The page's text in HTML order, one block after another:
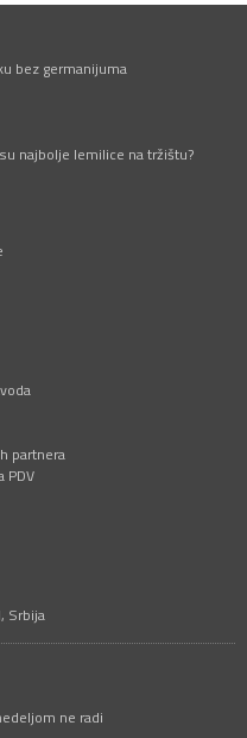
bez germanijuma
najbolje lemilice na tržištu?
partnera
PDV
Srbija
ne radi